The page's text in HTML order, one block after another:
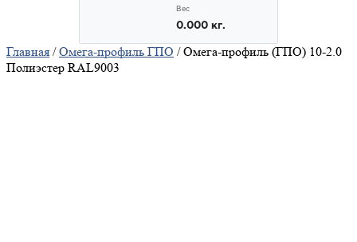
Главная /Омега-профиль ГПО / Омега-профиль (ГПО) 10-2.0
Полиэстер RAL9003